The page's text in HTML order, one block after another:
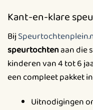
Kant-en-klare
Bij
speurtochtenaan die
kinderen van 4 tot 6
een compleet pakket
Uitnodigingen